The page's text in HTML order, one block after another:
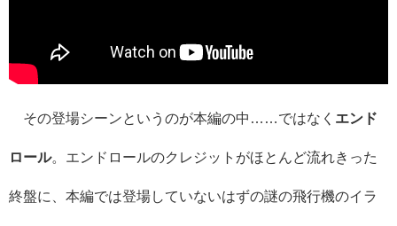
その登場シーンというのが本編の中……ではなく エンド
ロール。エンドロールのクレジットがほとんど流れきった
終盤に、本編では登場していないはずの謎の飛行機のイラ